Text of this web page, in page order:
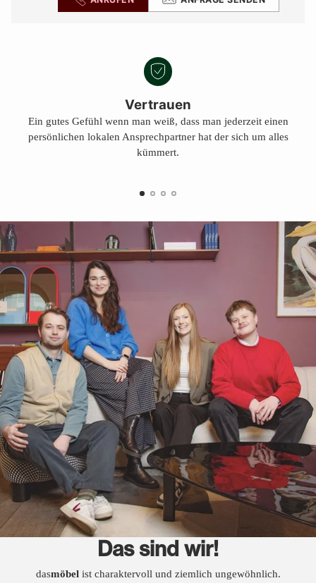
Vertrauen
Ein gutes Gefühl wenn man weiß, dass man jederzeit einen
persönlichen lokalen Ansprechpartner hat der sich um alles
kümmert.
Das sind wir!
dasmöbelist charaktervoll und ziemlich ungewöhnlich.